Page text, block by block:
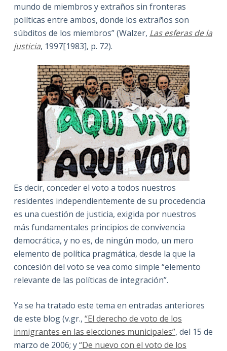
mundo de miembros y extraños sin fronteras
políticas entre ambos, donde los extraños son
súbditos de los miembros” (Walzer, Las esferas de la
justicia, 1997[1983], p. 72).
Es decir, conceder el voto a todos nuestros
residentes independientemente de su procedencia
es una cuestión de justicia, exigida por nuestros
más fundamentales principios de convivencia
democrática, y no es, de ningún modo, un mero
elemento de política pragmática, desde la que la
concesión del voto se vea como simple “elemento
relevante de las políticas de integración”.
Ya se ha tratado este tema en entradas anteriores
de este blog (v.gr., “El derecho de voto de los
inmigrantes en las elecciones municipales”, del 15 de
marzo de 2006; y“De nuevo con el voto de los